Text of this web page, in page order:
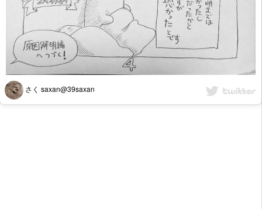
さく saxan@39saxan